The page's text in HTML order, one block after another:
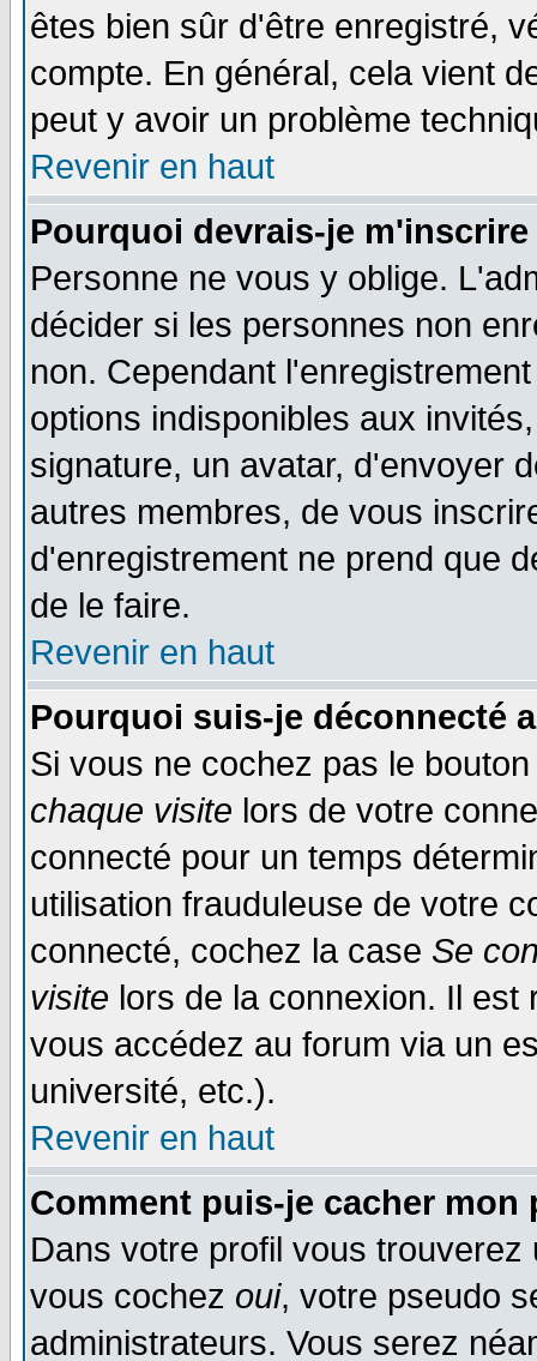
êtes bien sûr d'être enregistré,
compte. En général, cela vient
peut y avoir un problème
Revenir en haut
Pourquoi devrais-je
Personne ne vous y oblige.
décider si les personnes non
non. Cependant
options indisponibles aux
signature, un avatar, d'envoyer
autres membres, de vous
d'enregistrement ne prend que
de le faire.
Revenir en haut
Pourquoi suis-je déconnecté
Si vous ne cochez pas le
chaque visite lors de votre
connecté pour un temps
utilisation frauduleuse de votre
connecté, cochez la case Se
visite lors de la connexion. Il
vous accédez au forum via un
université, etc.).
Revenir en haut
Comment puis-je cacher
Dans votre profil vous
vous cochez oui, votre pseudo
administrateurs. Vous serez